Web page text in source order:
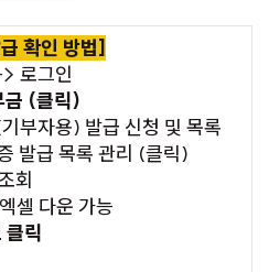
확인 방법]
로그인
금 (클릭)
부자용) 발급 신청 및 목록
발급 목록 관리 (클릭)
회
셀 다운 가능
릭